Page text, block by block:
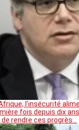
l’insécurité
fois depuis dix
rendre ces progrès…